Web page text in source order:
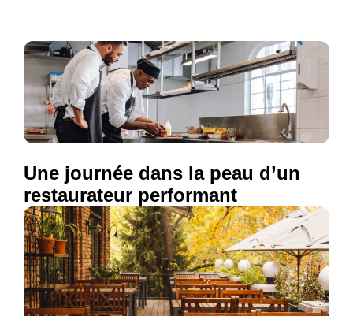
Une journée dans la peau d’un
restaurateur performant